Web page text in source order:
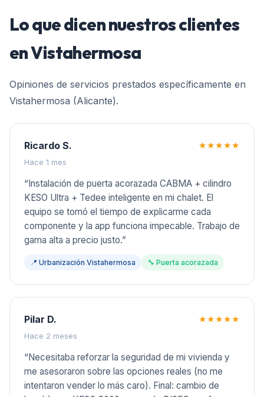
Lo que dicen nuestros clientes
enVistahermosa
Opiniones de servicios prestados específicamente en
Vistahermosa (Alicante).
Ricardo S.
Hace 1 mes
★★★★★
“Instalación de puerta acorazada CABMA + cilindro
KESO Ultra + Tedee inteligente en mi chalet. El
equipo se tomó el tiempo de explicarme cada
componente y la app funciona impecable. Trabajo de
gama alta a precio justo.”
📍 Urbanización Vistahermosa 🔧 Puerta acorazada
Pilar D.
Hace 2 meses
★★★★★
“Necesitaba reforzar la seguridad de mi vivienda y
me asesoraron sobre las opciones reales (no me
intentaron vender lo más caro). Final: cambio de